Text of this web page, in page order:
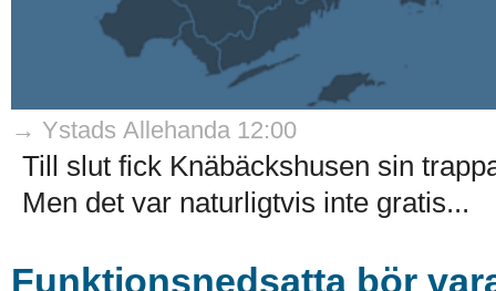
→ Ystads Allehanda 12:00
Till slut fick Knäbäckshusen sin
Men det var naturligtvis inte gratis...
Funktionsnedsatta bör